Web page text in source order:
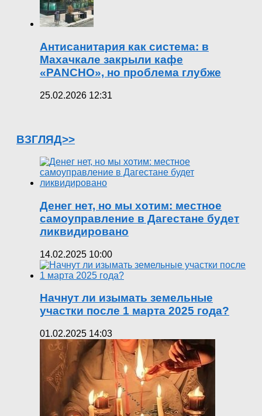
Антисанитария как система: в
Махачкале закрыли кафе
«PANCHO», но проблема глубже
25.02.2026 12:31
ВЗГЛЯД>>
Денег нет, но мы хотим: местное
самоуправление в Дагестане будет
ликвидировано
14.02.2025 10:00
Начнут ли изымать земельные
участки после 1 марта 2025 года?
01.02.2025 14:03